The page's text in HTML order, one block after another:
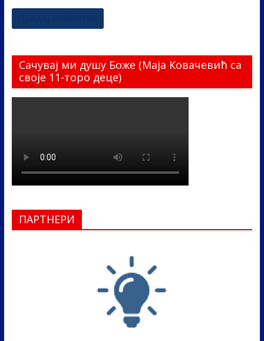
Сачувај ми душу Боже (Маја Ковачевић са
своје 11-торо деце)
ПАРТНЕРИ